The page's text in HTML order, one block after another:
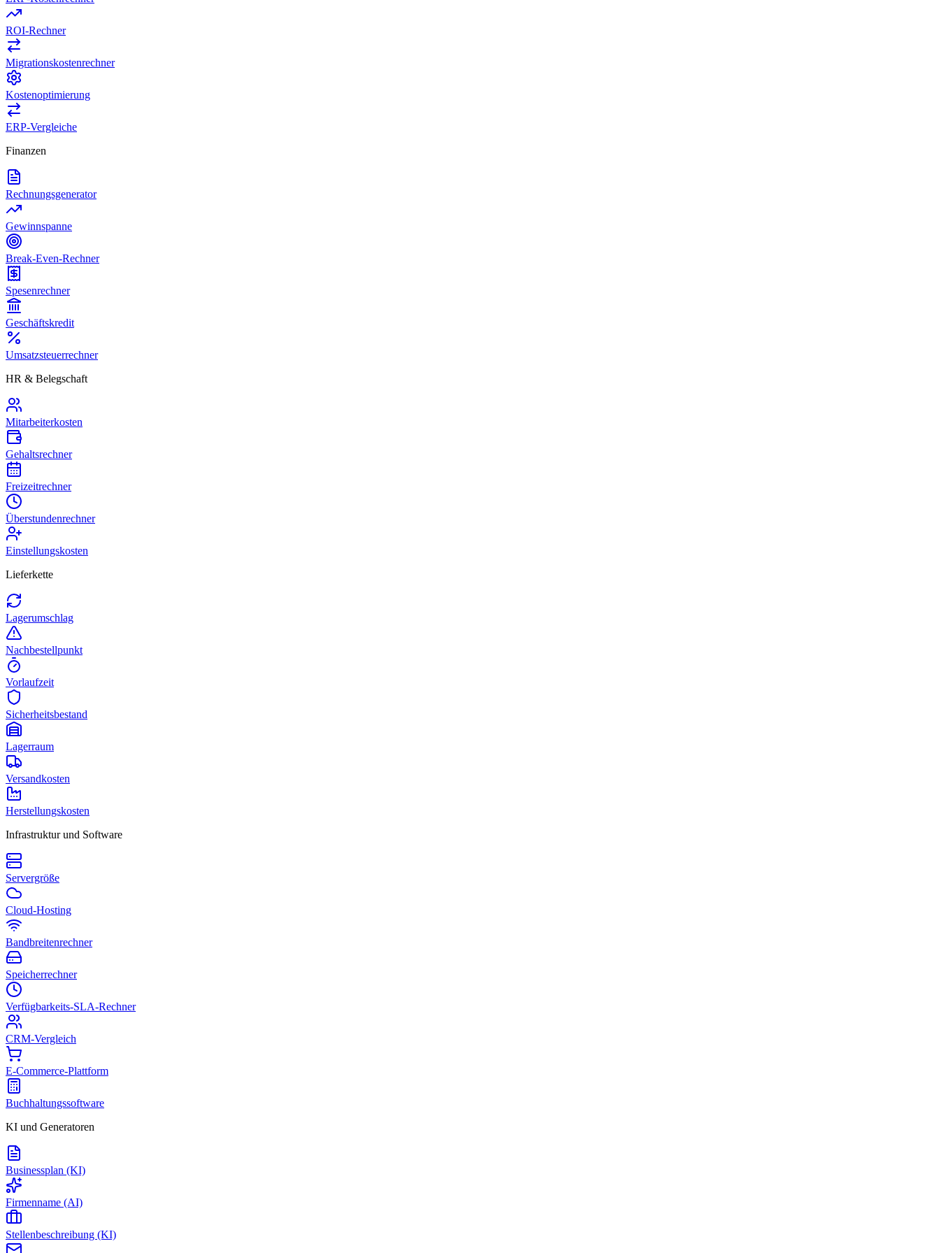
ROI-Rechner
Migrationskostenrechner
Kostenoptimierung
ERP-Vergleiche
Finanzen
Rechnungsgenerator
Gewinnspanne
Break-Even-Rechner
Spesenrechner
Geschäftskredit
Umsatzsteuerrechner
HR & Belegschaft
Mitarbeiterkosten
Gehaltsrechner
Freizeitrechner
Überstundenrechner
Einstellungskosten
Lieferkette
Lagerumschlag
Nachbestellpunkt
Vorlaufzeit
Sicherheitsbestand
Lagerraum
Versandkosten
Herstellungskosten
Infrastruktur und Software
Servergröße
Cloud-Hosting
Bandbreitenrechner
Speicherrechner
Verfügbarkeits-SLA-Rechner
CRM-Vergleich
E-Commerce-Plattform
Buchhaltungssoftware
KI und Generatoren
Businessplan (KI)
Firmenname (AI)
Stellenbeschreibung (KI)